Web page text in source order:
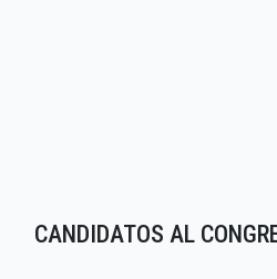
CANDIDATOS AL